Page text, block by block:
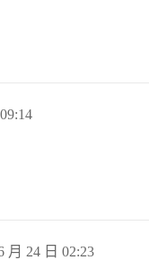
月 24 日 02:23